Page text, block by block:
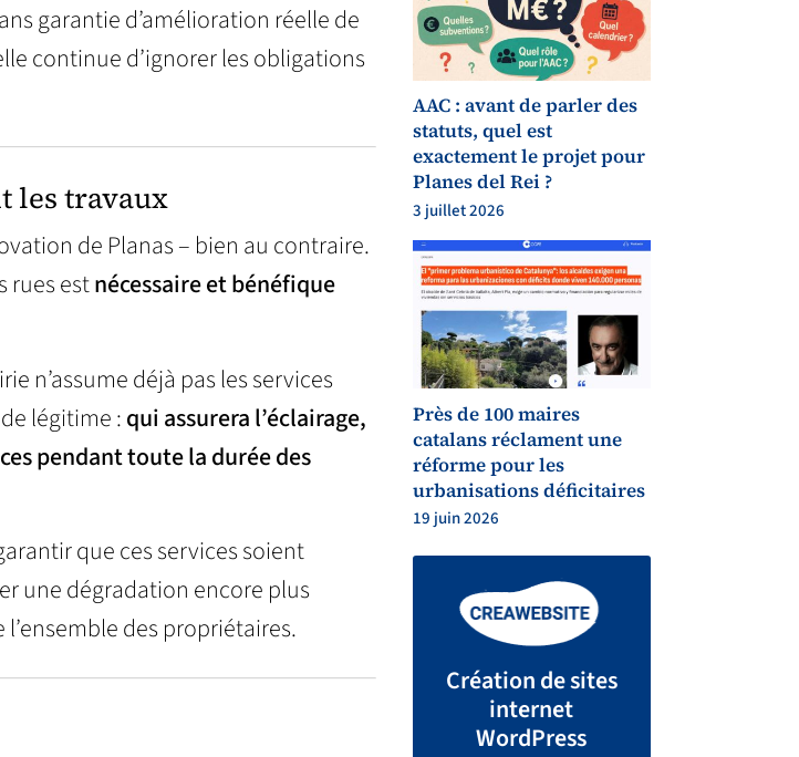
garantie d’amélioration réelle de
continue d’ignorer les obligations
les travaux
de Planas – bien au contraire.
rues estnécessaire et bénéfique
n’assume déjà pas les services
légitime :qui assurera l’éclairage,
pendant toute la durée des
que ces services soient
une dégradation encore plus
des propriétaires.
AAC : avant de parler des
statuts, quel est
exactement le projet pour
Planes del Rei ?
3 juillet 2026
Près de 100 maires
catalans réclament une
réforme pour les
urbanisations déficitaires
19 juin 2026
Création de sites
internet
WordPress